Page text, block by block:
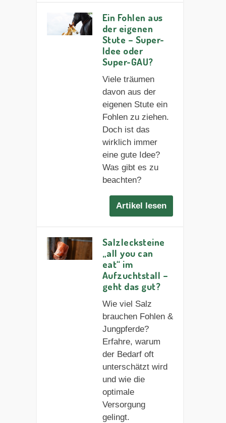
Ein Fohlen aus
der eigenen
Stute – Super-
Idee oder
Super-GAU?
Viele träumen
davon aus der
eigenen Stute ein
Fohlen zu ziehen.
Doch ist das
wirklich immer
eine gute Idee?
Was gibt es zu
beachten?
Artikel lesen
Salzlecksteine
„all you can
eat“ im
Aufzuchtstall –
geht das gut?
Wie viel Salz
brauchen Fohlen &
Jungpferde?
Erfahre, warum
der Bedarf oft
unterschätzt wird
und wie die
optimale
Versorgung
gelingt.